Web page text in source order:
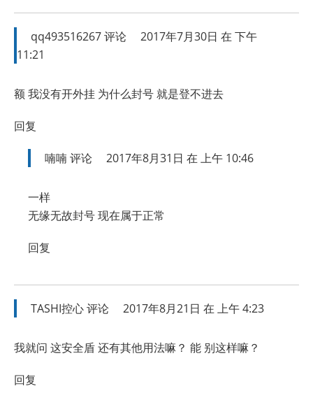
qq493516267评论
2017年7月30日 在 下午
11:21
额 我没有开外挂 为什么封号 就是登不进去
回复
喃喃 评论 2017年8月31日 在 上午 10:46
一样
无缘无故封号 现在属于正常
回复
TASHI控心评论 2017年8月21日 在 上午 4:23
我就问 这安全盾 还有其他用法嘛？ 能 别这样嘛？
回复